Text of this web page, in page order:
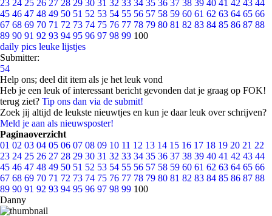
23 24 25 26 27 28 29 30 31 32 33 34 35 36 37 38 39 40 41 42 43 44
45 46 47 48 49 50 51 52 53 54 55 56 57 58 59 60 61 62 63 64 65 66
67 68 69 70 71 72 73 74 75 76 77 78 79 80 81 82 83 84 85 86 87 88
89 90 91 92 93 94 95 96 97 98 99 100
daily pics leuke lijstjes
Submitter:
54
Help ons; deel dit item als je het leuk vond
Heb je een leuk of interessant bericht gevonden dat je graag op FOK!
terug ziet? Tip ons dan via de submit!
Zoek jij altijd de leukste nieuwtjes en kun je daar leuk over schrijven?
Meld je aan als nieuwsposter!
Paginaoverzicht
01 02 03 04 05 06 07 08 09 10 11 12 13 14 15 16 17 18 19 20 21 22
23 24 25 26 27 28 29 30 31 32 33 34 35 36 37 38 39 40 41 42 43 44
45 46 47 48 49 50 51 52 53 54 55 56 57 58 59 60 61 62 63 64 65 66
67 68 69 70 71 72 73 74 75 76 77 78 79 80 81 82 83 84 85 86 87 88
89 90 91 92 93 94 95 96 97 98 99 100
Danny